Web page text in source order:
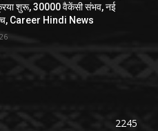
शुरू, 30000 वैकेंसी संभव, नई
Career Hindi News
2245